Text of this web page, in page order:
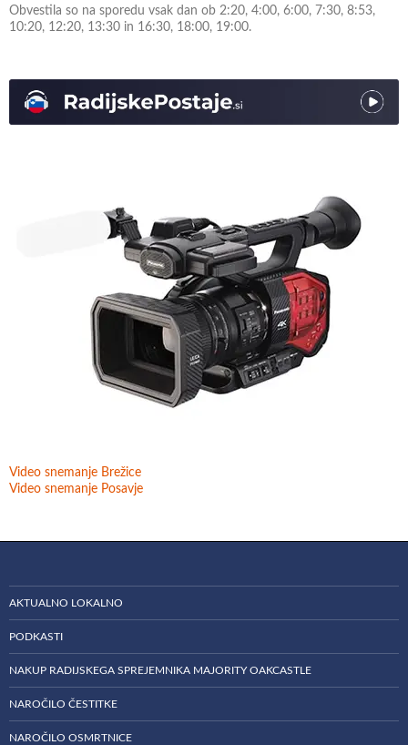
Obvestila so na sporedu vsak dan ob 2:20, 4:00, 6:00, 7:30, 8:53,
10:20, 12:20, 13:30 in 16:30, 18:00, 19:00.
Video snemanje Brežice
Video snemanje Posavje
AKTUALNO LOKALNO
PODKASTI
NAKUP RADIJSKEGA SPREJEMNIKA MAJORITY OAKCASTLE
NAROČILO ČESTITKE
NAROČILO OSMRTNICE